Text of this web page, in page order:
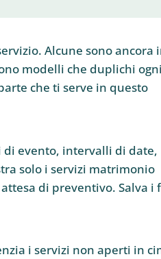
Alcune sono ancora
modelli che duplichi ogni
che ti serve in questo
di evento, intervalli di date,
solo i servizi matrimonio
di preventivo. Salva i
i servizi non aperti in